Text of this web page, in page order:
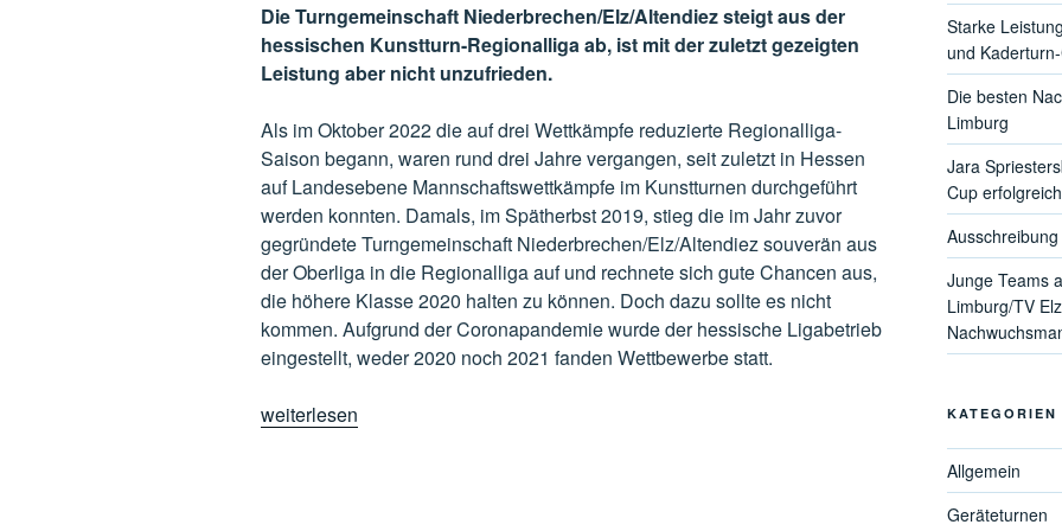
Die Turngemeinschaft Niederbrechen/Elz/Altendiez steigt aus der
hessischen Kunstturn-Regionalliga ab, ist mit der zuletzt gezeigten
Leistung aber nicht unzufrieden.
Als im Oktober 2022 die auf drei Wettkämpfe reduzierte Regionalliga-
Saison begann, waren rund drei Jahre vergangen, seit zuletzt in Hessen
auf Landesebene Mannschaftswettkämpfe im Kunstturnen durchgeführt
werden konnten. Damals, im Spätherbst 2019, stieg die im Jahr zuvor
gegründete Turngemeinschaft Niederbrechen/Elz/Altendiez souverän aus
der Oberliga in die Regionalliga auf und rechnete sich gute Chancen aus,
die höhere Klasse 2020 halten zu können. Doch dazu sollte es nicht
kommen. Aufgrund der Coronapandemie wurde der hessische Ligabetrieb
eingestellt, weder 2020 noch 2021 fanden Wettbewerbe statt.
„Tim
weiterlesen
Starke
und
Die besten
Limburg
Jara
Cup erfolgreich
Junge Teams
Limburg/TV
KATEGORIEN
Allgemein
Geräteturnen